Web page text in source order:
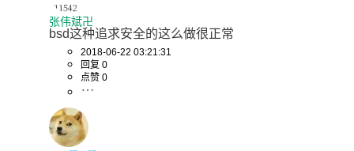
张伟斌卍
bsd这种追求安全的这么做很正常
2018-06-22 03:21:31
回复 0
点赞 0